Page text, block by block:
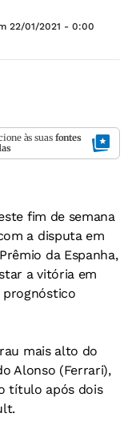
22/01/2021 - 0:00
às suas fontes
fim de semana
a disputa em
da Espanha,
a vitória em
prognóstico
mais alto do
Alonso (Ferrari),
título após dois